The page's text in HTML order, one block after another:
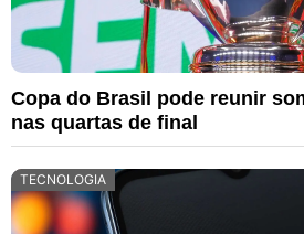
Copa do Brasil pode reunir
nas quartas de final
TECNOLOGIA